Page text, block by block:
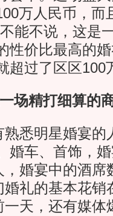
万人民币，而
不能不说，这是
性价比最高的
超过了区区100
场精打细算的
悉明星婚宴的
婚车、首饰，
婚宴中的酒席
礼的基本花销
一天，还有媒